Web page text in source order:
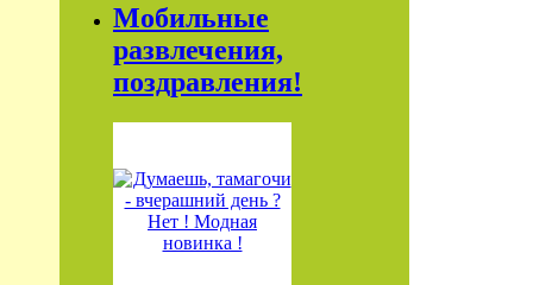
Мобильные
развлечения,
поздравления!